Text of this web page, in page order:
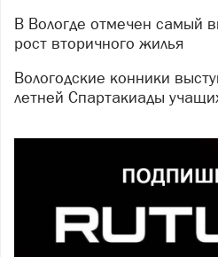
В Вологде отмечен самый высокий по стране
рост вторичного жилья
Вологодские конники выступили в финале XIII
летней Спартакиады